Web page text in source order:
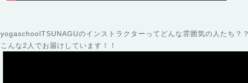
yogaschoolTSUNAGUのインストラクターってどんな雰囲気の人たち？？
こんな2人でお届けしています！！